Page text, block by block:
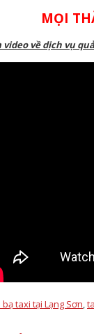
MỌI
về dịch vụ
taxi tại Lạng Sơn,